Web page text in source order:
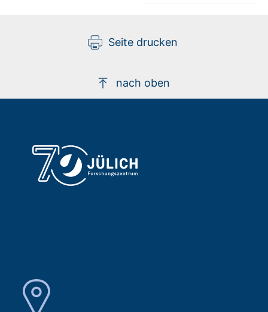
Seite drucken
nach oben